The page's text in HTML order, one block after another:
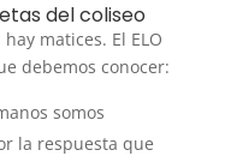
del coliseo
matices. El ELO
debemos conocer:
somos
la respuesta que